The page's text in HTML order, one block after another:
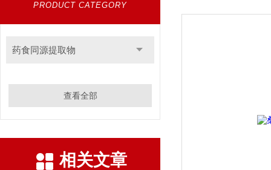
PRODUCT CATEGORY
药食同源提取物
查看全部
相关文章